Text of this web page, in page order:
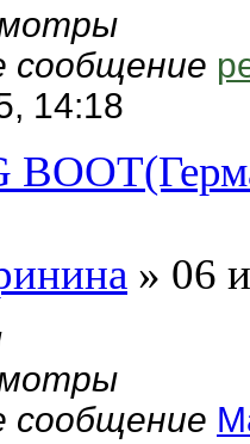
сообщение
14:18
» 06
сообщение